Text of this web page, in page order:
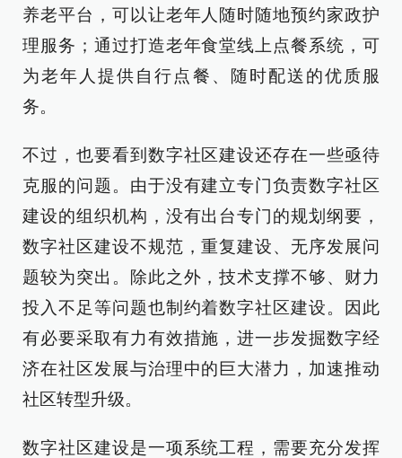
养老平台，可以让老年人随时随地预约家政护
理服务；通过打造老年食堂线上点餐系统，可
为老年人提供自行点餐、随时配送的优质服
务。
不过，也要看到数字社区建设还存在一些亟待
克服的问题。由于没有建立专门负责数字社区
建设的组织机构，没有出台专门的规划纲要，
数字社区建设不规范，重复建设、无序发展问
题较为突出。除此之外，技术支撑不够、财力
投入不足等问题也制约着数字社区建设。因此
有必要采取有力有效措施，进一步发掘数字经
济在社区发展与治理中的巨大潜力，加速推动
社区转型升级。
数字社区建设是一项系统工程，需要充分发挥